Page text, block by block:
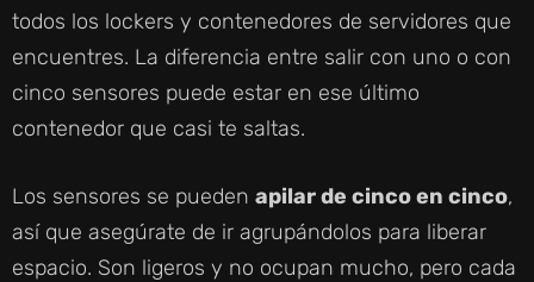
todos los lockers y contenedores de servidores que
encuentres. La diferencia entre salir con uno o con
cinco sensores puede estar en ese último
contenedor que casi te saltas.
Los sensores se pueden apilar de cinco en cinco,
así que asegúrate de ir agrupándolos para liberar
espacio. Son ligeros y no ocupan mucho, pero cada